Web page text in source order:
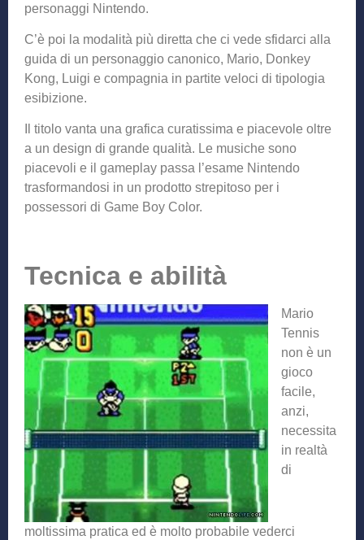
personaggi Nintendo.
C’è poi la modalità più diretta che ci vede sfidarci alla
guida di un personaggio canonico, Mario, Donkey
Kong, Luigi e compagnia in partite veloci di tipologia
esibizione.
Il titolo vanta una grafica curatissima e piacevole oltre
a un design di grande qualità. Le musiche sono
piacevoli e il gameplay passa l’esame Nintendo
trasformandosi in un prodotto strepitoso per i
possessori di Game Boy Color.
Tecnica e abilità
Mario
Tennis
non è un
gioco
facile,
anzi,
necessita
in realtà
di
moltissima pratica ed è molto probabile vederci